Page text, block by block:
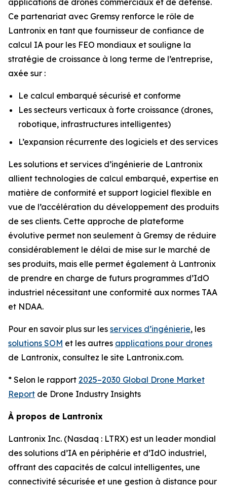
applications de drones commerciaux et de défense.
Ce partenariat avec Gremsy renforce le rôle de
Lantronix en tant que fournisseur de confiance de
calcul IA pour les FEO mondiaux et souligne la
stratégie de croissance à long terme de l’entreprise,
axée sur :
Le calcul embarqué sécurisé et conforme
Les secteurs verticaux à forte croissance (drones,
robotique, infrastructures intelligentes)
L’expansion récurrente des logiciels et des services
Les solutions et services d’ingénierie de Lantronix
allient technologies de calcul embarqué, expertise en
matière de conformité et support logiciel flexible en
vue de l’accélération du développement des produits
de ses clients. Cette approche de plateforme
évolutive permet non seulement à Gremsy de réduire
considérablement le délai de mise sur le marché de
ses produits, mais elle permet également à Lantronix
de prendre en charge de futurs programmes d’IdO
industriel nécessitant une conformité aux normes TAA
et NDAA.
Pour en savoir plus sur les services d’ingénierie, les
solutions SOM et les autres applications pour drones
de Lantronix, consultez le site Lantronix.com.
* Selon le rapport 2025–2030 Global Drone Market
Report de Drone Industry Insights
À propos de Lantronix
Lantronix Inc. (Nasdaq : LTRX) est un leader mondial
des solutions d’IA en périphérie et d’IdO industriel,
offrant des capacités de calcul intelligentes, une
connectivité sécurisée et une gestion à distance pour